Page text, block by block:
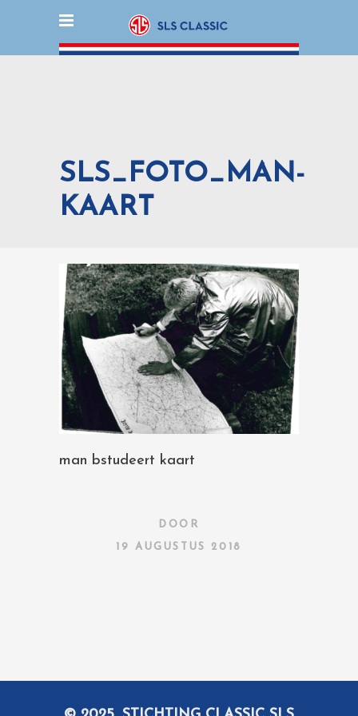
SLS_FOTO_MAN-
KAART
man bstudeert kaart
DOOR
19 AUGUSTUS 2018